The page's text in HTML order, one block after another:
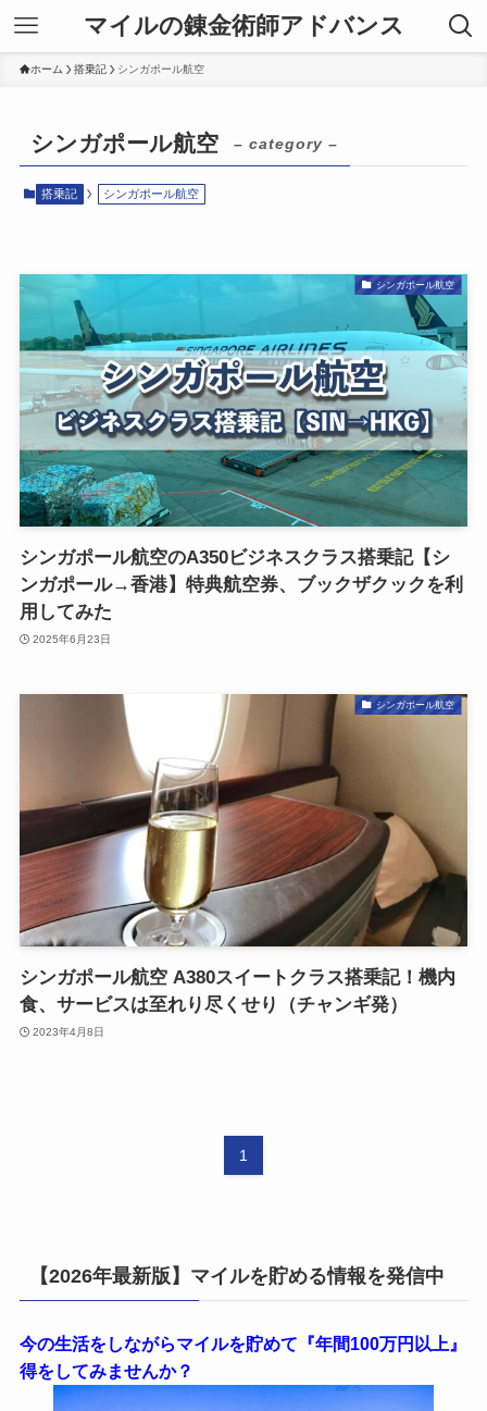
マイルの錬金術師アドバンス
ホーム 搭乗記 シンガポール航空
シンガポール航空 – category –
搭乗記 シンガポール航空
シンガポール航空
シンガポール航空のA350ビジネスクラス搭乗記【シ
ンガポール→香港】特典航空券、ブックザクックを利
用してみた
2025年6月23日
シンガポール航空
シンガポール航空 A380スイートクラス搭乗記！機内
食、サービスは至れり尽くせり（チャンギ発）
2023年4月8日
1
【2026年最新版】マイルを貯める情報を発信中
今の生活をしながらマイルを貯めて『年間100万円以上』
得をしてみませんか？